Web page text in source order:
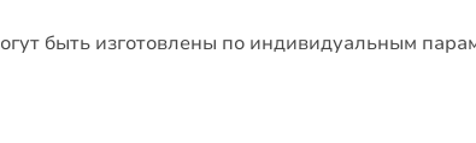
быть изготовлены по индивидуальным